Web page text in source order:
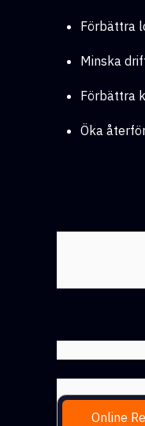
Förbättra
Minska
Förbättra
Öka
Online